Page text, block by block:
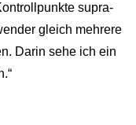
supra-
gleich mehrere
Darin sehe ich ein